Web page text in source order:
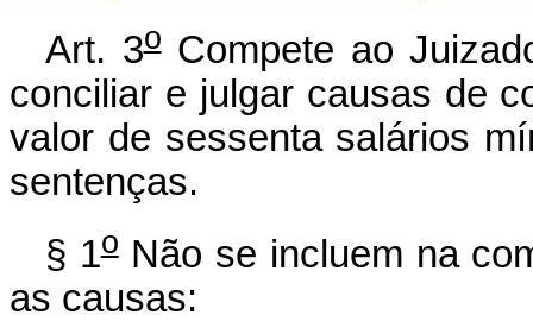
Art. 3oCompete ao
conciliar e julgar causas de
valor de sessenta salários
sentenças.
§ 1oNão se incluem na
as causas: